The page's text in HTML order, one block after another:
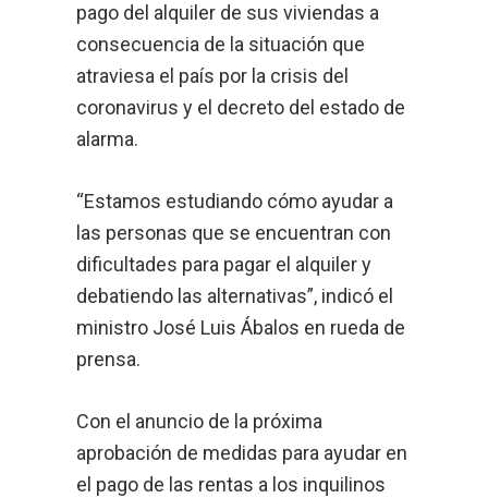
pago del alquiler de sus viviendas a
consecuencia de la situación que
atraviesa el país por la crisis del
coronavirus y el decreto del estado de
alarma.
“Estamos estudiando cómo ayudar a
las personas que se encuentran con
dificultades para pagar el alquiler y
debatiendo las alternativas”, indicó el
ministro José Luis Ábalos en rueda de
prensa.
Con el anuncio de la próxima
aprobación de medidas para ayudar en
el pago de las rentas a los inquilinos